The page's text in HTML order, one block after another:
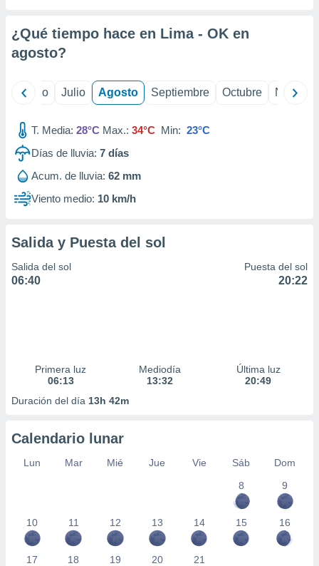
e
de
¿Qué tiempo hace en Lima - OK en
agosto?
Junio Julio Agosto Septiembre Octubre
T. Media: 28°C Max.: 34°C Min: 23°C
Días de lluvia: 7 días
Acum. de lluvia: 62 mm
Viento medio: 10 km/h
Salida y Puesta del sol
Salida del sol
06:40
Puesta del sol
20:22
Primera luz
06:13
Mediodía
13:32
Última luz
20:49
Duración del día 13h 42m
Calendario lunar
Lun Mar Mié Jue Vie Sáb
Dom
8
9
10 11 12 13 14 15 16
17 18 19 20 21